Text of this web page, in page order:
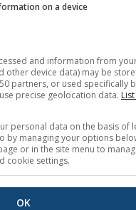
трећим странама, како је
нашојполитици приватности.
Коришћењем услуга meteoblue
Ваша адреса е-поште биће
у другим meteoblue услугама.
on a device
and information from
other device data) may be
partners, or used specifically
precise geolocation data.
personal data on the basis of
by managing your options
or in the site menu to
cookie settings.
OK